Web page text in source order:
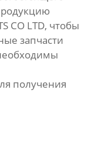
CO LTD, чтобы
запчасти
получения